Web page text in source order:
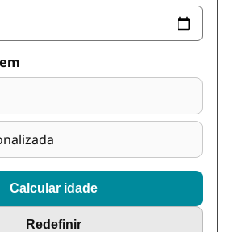
Calcular idade
Redefinir